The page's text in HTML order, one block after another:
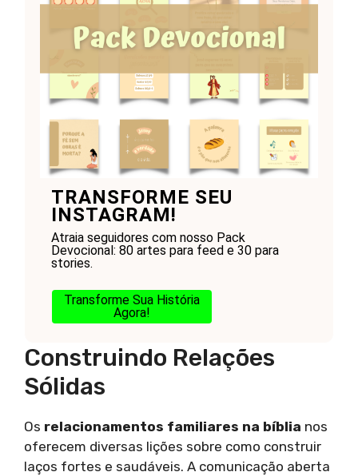
TRANSFORME SEU
INSTAGRAM!
Atraia seguidores com nosso Pack
Devocional: 80 artes para feed e 30 para
stories.
Transforme Sua História
Agora!
Construindo Relações
Sólidas
Os relacionamentos familiares na bíblia nos
oferecem diversas lições sobre como construir
laços fortes e saudáveis. A comunicação aberta